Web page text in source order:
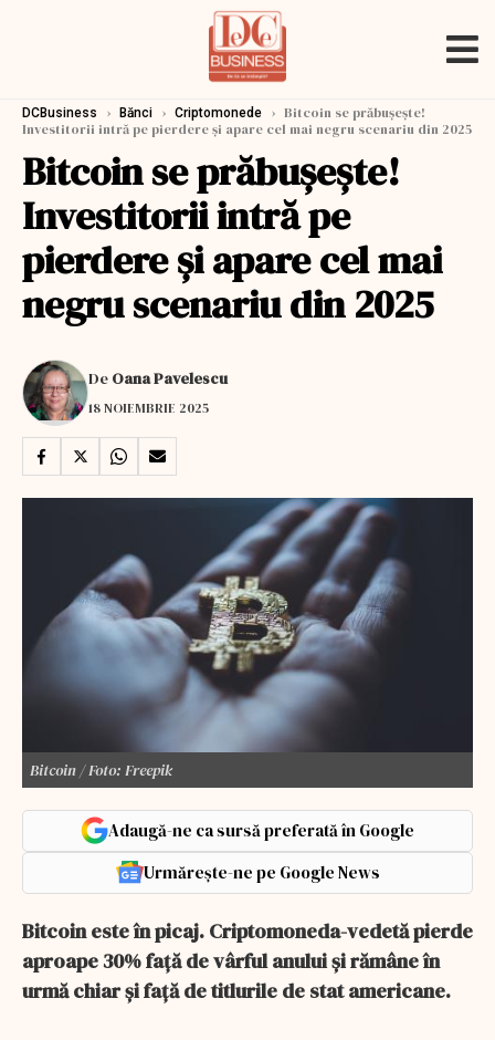
DCBusiness › Bănci › Criptomonede › Bitcoin se prăbușește!
Investitorii intră pe pierdere și apare cel mai negru scenariu din 2025
Bitcoin se prăbușește!
Investitorii intră pe
pierdere și apare cel mai
negru scenariu din 2025
De Oana Pavelescu
18 NOIEMBRIE 2025
Bitcoin / Foto: Freepik
Adaugă-ne ca sursă preferată în Google
Urmărește-ne pe Google News
Bitcoin este în picaj. Criptomoneda-vedetă pierde
aproape 30% față de vârful anului și rămâne în
urmă chiar și față de titlurile de stat americane.